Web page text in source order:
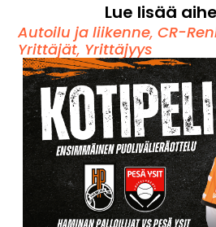
Lue lisää
Autoilu ja liikenne,CR-
Yrittäjät, Yrittäjyys